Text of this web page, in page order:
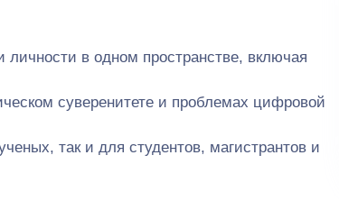
в одном пространстве, включая
суверенитете и проблемах цифровой
так и для студентов, магистрантов и